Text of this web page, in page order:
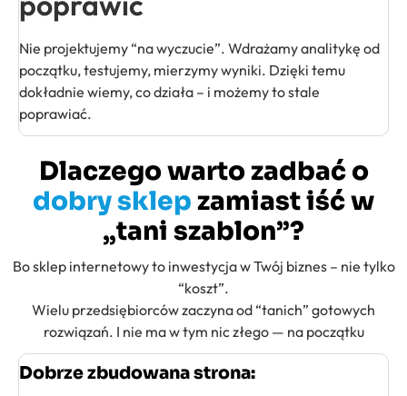
Nie projektujemy “na wyczucie”. Wdrażamy analitykę od
początku, testujemy, mierzymy wyniki. Dzięki temu
dokładnie wiemy, co działa – i możemy to stale
poprawiać.
Dlaczego warto zadbać o
dobry sklep zamiast iść w
„tani szablon”?
Bo sklep internetowy to inwestycja w Twój biznes – nie tylko
“koszt”.
Wielu przedsiębiorców zaczyna od “tanich” gotowych
rozwiązań. I nie ma w tym nic złego — na początku
Dobrze zbudowana strona: